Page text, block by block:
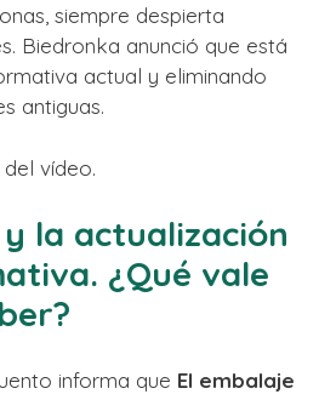
siempre despierta
Biedronka anunció que está
actual y eliminando
antiguas.
vídeo.
la actualización
¿Qué vale
informa que El embalaje